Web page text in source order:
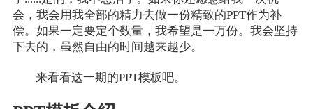
会，我会用我全部的精力去做一份精致的PPT作为补
偿。如果一定要定个数量，我希望是一万份。我会坚持
下去的，虽然自由的时间越来越少。
来看看这一期的PPT模板吧。